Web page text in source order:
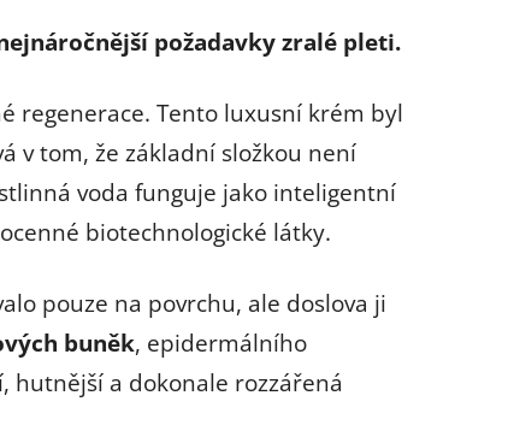
požadavky zralé pleti.
regenerace. Tento luxusní krém byl
v tom, že základní složkou není
voda funguje jako inteligentní
biotechnologické látky.
pouze na povrchu, ale doslova ji
buněk, epidermálního
hutnější a dokonale rozzářená